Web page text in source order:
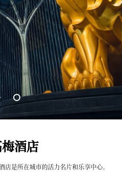
酒店
是所在城市的活力名片和乐享中心。